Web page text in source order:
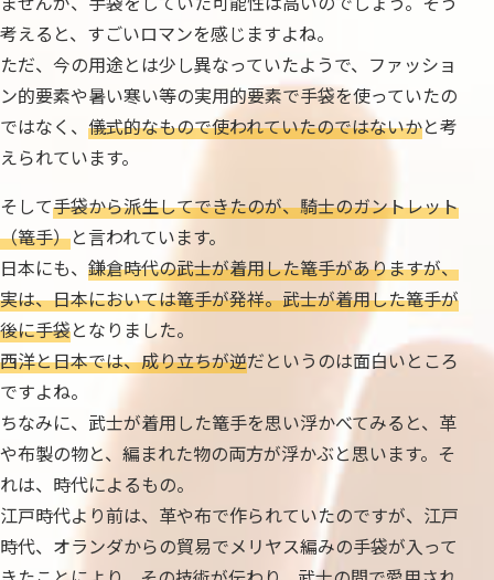
考えると、すごいロマンを感じますよね。
ただ、今の用途とは少し異なっていたようで、ファッショ
ン的要素や暑い寒い等の実用的要素で手袋を使っていたの
ではなく、 儀式的なもので使われていたのではないかと考
えられています。
そして手袋から派生してできたのが、騎士のガントレット
（篭手）と言われています。
日本にも、 鎌倉時代の武士が着用した篭手がありますが、
実は、日本においては篭手が発祥。武士が着用した篭手が
後に手袋となりました。
西洋と日本では、成り立ちが逆だというのは面白いところ
ですよね。
ちなみに、武士が着用した篭手を思い浮かべてみると、革
や布製の物と、編まれた物の両方が浮かぶと思います。そ
れは、時代によるもの。
江戸時代より前は、革や布で作られていたのですが、江戸
時代、オランダからの貿易でメリヤス編みの手袋が入って